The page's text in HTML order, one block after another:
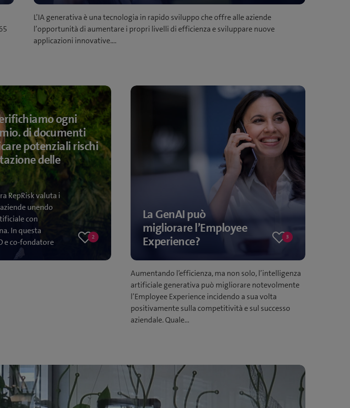
L’IA generativa è una tecnologia in rapido sviluppo che offre alle aziende
l’opportunità di aumentare i propri livelli di efficienza e sviluppare nuove
applicazioni innovative.…
2
2
ogni
di documenti
potenziali rischi
delle
RepRisk valuta i
unendo
con
In questa
e co-fondatore
3
3
La GenAI può
migliorare l’Employee
Experience?
Aumentando l’efficienza, ma non solo, l’intelligenza
artificiale generativa può migliorare notevolmente
l’Employee Experience incidendo a sua volta
positivamente sulla competitività e sul successo
aziendale. Quale…